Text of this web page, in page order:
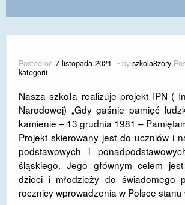
KONTAKT
DLA RODZICÓW I UCZNIÓW
DLA PRACOWNIKÓW
GALERIA
SPORT
DOSTĘPNOŚĆ
Posted on 7 listopada 2021 by szkola8zory
kategorii
Nasza szkoła realizuje projekt IPN (
Narodowej) „Gdy gaśnie pamięć
kamienie – 13 grudnia 1981 –
Projekt skierowany jest do uczniów i
podstawowych i
śląskiego. Jego głównym celem
dzieci i młodzieży do świadomego
rocznicy wprowadzenia w Polsce